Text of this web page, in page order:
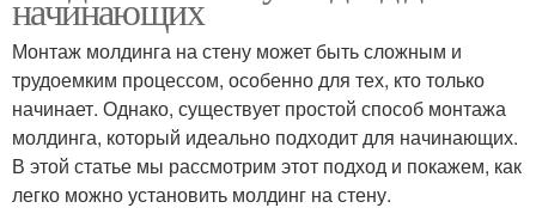
Декоративные
молдинги
Монтаж молдинга на стену может быть сложным и
трудоемким процессом, особенно для тех, кто только
начинает. Однако, существует простой способ монтажа
молдинга, который идеально подходит для начинающих.
В этой статье мы рассмотрим этот подход и покажем, как
легко можно установить молдинг на стену.